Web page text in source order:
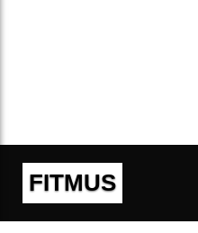
FITMUS